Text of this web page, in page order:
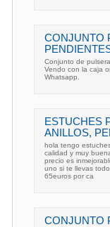
CONJUNTO
Conjunto de
Vendo con la caja
Whatsapp.
ESTUCHES
ANILLOS,
hola tengo
calidad y muy
precio es
uno si te llevas
65euros por ca
CONJUNTO